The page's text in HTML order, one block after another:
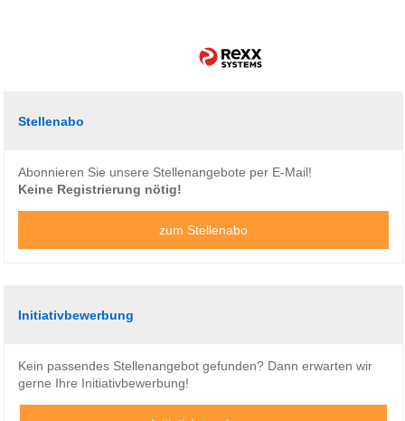
Stellenabo
Abonnieren Sie unsere Stellenangebote per E-Mail!
Keine Registrierung nötig!
zum Stellenabo
Initiativbewerbung
Kein passendes Stellenangebot gefunden? Dann erwarten wir
gerne Ihre Initiativbewerbung!